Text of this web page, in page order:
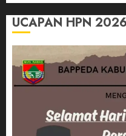
UCAPAN HPN 2026